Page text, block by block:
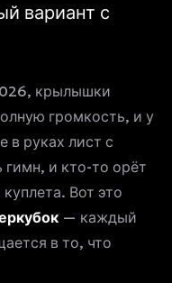
вариант с
крылышки
громкость, и у
в руках лист с
гимн, и кто-то орёт
Вот это
— каждый
в то, что